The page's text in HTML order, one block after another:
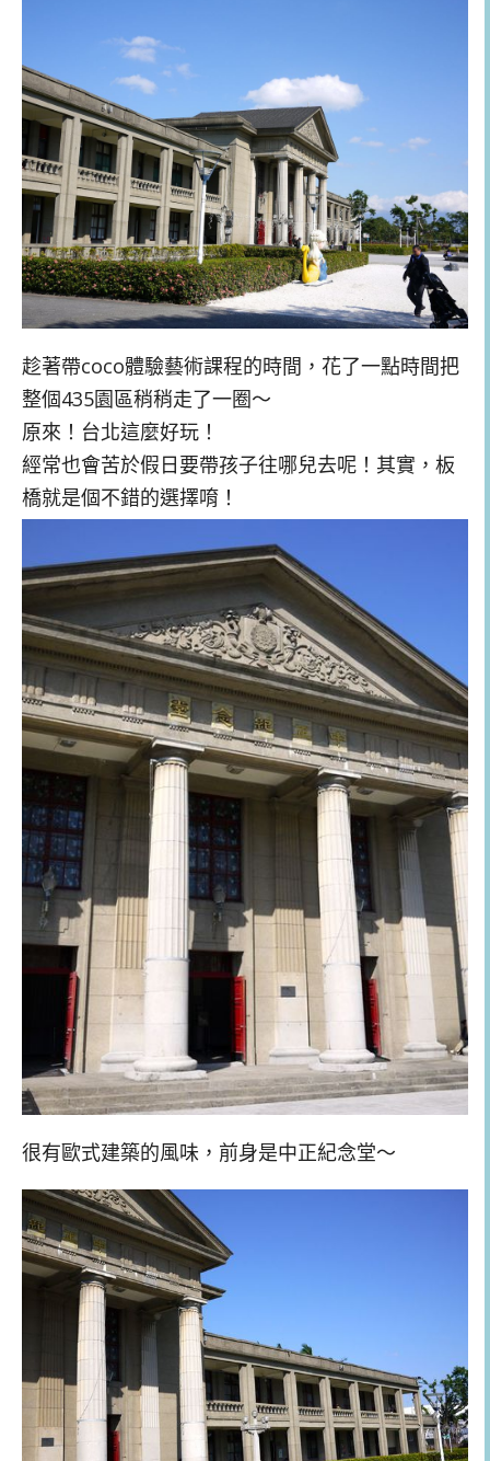
趁著帶coco體驗藝術課程的時間，花了一點時間把
整個435園區稍稍走了一圈～
原來！台北這麼好玩！
經常也會苦於假日要帶孩子往哪兒去呢！其實，板
橋就是個不錯的選擇唷！
很有歐式建築的風味，前身是中正紀念堂～